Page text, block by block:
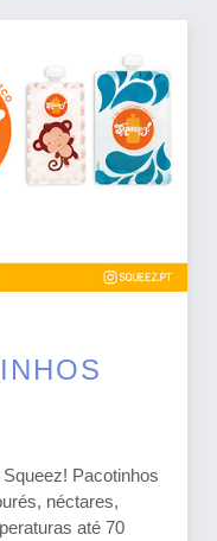
Pacotinhos
néctares,
até 70